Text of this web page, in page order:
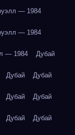
— 1984
— 1984
— 1984 Дубай
Дубай Дубай
Дубай Дубай
Дубай Дубай